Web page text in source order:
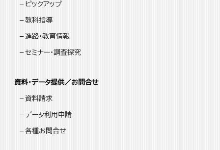
ピックアップ
教科指導
進路・教育情報
セミナー・調査探究
資料・データ提供／お問合せ
資料請求
データ利用申請
各種お問合せ